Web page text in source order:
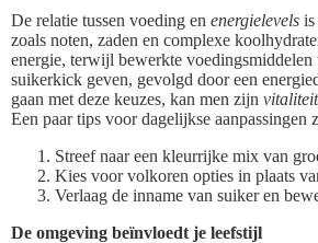
De relatie tussen voeding en energielevels is
zoals noten, zaden en complexe
energie, terwijl bewerkte voedingsmiddelen
suikerkick geven, gevolgd door een
gaan met deze keuzes, kan men zijn vitaliteit
Een paar tips voor dagelijkse aanpassingen
Streef naar een kleurrijke mix van
Kies voor volkoren opties in plaats
Verlaag de inname van suiker en
De omgeving beïnvloedt je leefstijl